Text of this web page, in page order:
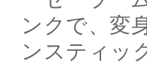
ンクで、変
ンスティッ